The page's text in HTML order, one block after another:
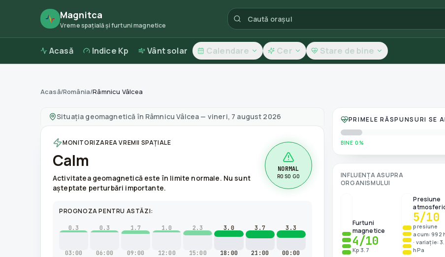
Magnitca
Vreme spațială și furtuni magnetice
Acasă Indice Kp Vânt solar Calendare Cer Stare de bine
Furtuni magnetice în Râmnicu Vâlcea
Acasă/România/Râmnicu Vâlcea
Situația geomagnetică în Râmnicu Vâlcea — vineri, 7 august 2026
MONITORIZAREA VREMII SPAȚIALE
Calm
Activitatea geomagnetică este în limite normale. Nu sunt
așteptate perturbări importante.
NORMAL
R0 S0 G0
PROGNOZA PENTRU ASTĂZI:
0.3
03:00
0.3
06:00
1.7
09:00
1.0
12:00
2.3
15:00
3.0
18:00
3.7
21:00
3.3
00:00
PRIMELE RĂSPUNSURI SE
BINE 0%
INFLUENȚA ASUPRA
ORGANISMULUI
Furtuni
magnetice
4/10
Kp 3.7
Presiune
5/10
presiune
acum: 992
· variație:
hPa